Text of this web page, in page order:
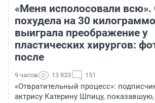
«Меня исполосовали всю».
похудела на 30
выиграла преображение у
пластических хирургов:
после
9 часов 13 833 151
«Отвратительный процесс»:
актрису Катерину Шпицу,